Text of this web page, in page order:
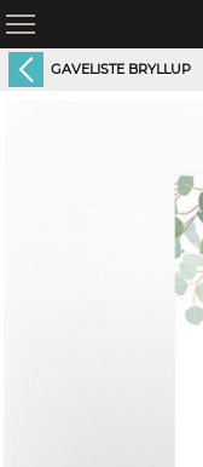
GAVELISTE BRYLLUP